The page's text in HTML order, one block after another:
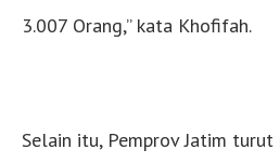
3.007 Orang,” kata Khofifah.
Selain itu, Pemprov Jatim